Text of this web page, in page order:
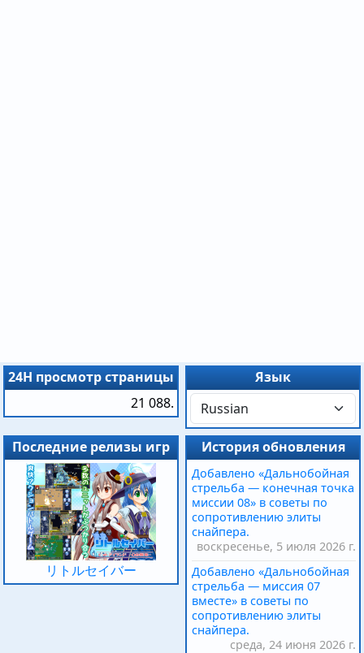
24H просмотр страницы
21 088.
Язык
Последние релизы игр
リトルセイバー
История обновления
Добавлено «Дальнобойная
стрельба — конечная точка
миссии 08» в советы по
сопротивлению элиты
снайпера.
воскресенье, 5 июля 2026 г.
Добавлено «Дальнобойная
стрельба — миссия 07
вместе» в советы по
сопротивлению элиты
снайпера.
среда, 24 июня 2026 г.